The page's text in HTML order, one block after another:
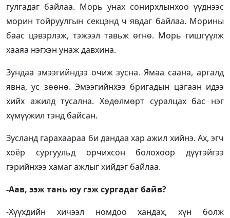
гулгадаг байлаа. Морь унах сонирхлынхоо үүднээс
морин тойруулгын секцэнд ч явдаг байлаа. Морины
баас цэвэрлэж, тэжээл тавьж өгнө. Морь гишгүүлж
хааяа нэгхэн унаж давхина.
Зундаа эмээгийндээ очиж зусна. Ямаа саана, аргалд
явна, ус зөөнө. Эмээгийнхээ бригадын цагаан идээ
хийх ажилд тусална. Хөдөлмөрт суралцах бас нэг
хүмүүжил тэнд байсан.
Зусланд гарахаараа би дандаа хар ажил хийнэ. Ах, эгч
хоёр сургуульд орчихсон болохоор дүүтэйгээ
гэрийнхээ хамаг ажлыг хийдэг байлаа.
-Аав, ээж тань юу гэж сургадаг байв?
-Хүүхдийн хичээл номдоо хандах, хүн болж